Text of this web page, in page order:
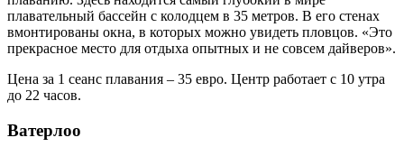
плавательный бассейн с колодцем в 35 метров. В его стенах
вмонтированы окна, в которых можно увидеть пловцов. «Это
прекрасное место для отдыха опытных и не совсем дайверов».
Цена за 1 сеанс плавания – 35 евро. Центр работает с 10 утра
до 22 часов.
Ватерлоо